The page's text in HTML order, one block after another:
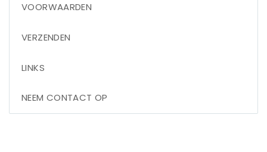
VOORWAARDEN
VERZENDEN
LINKS
NEEM CONTACT OP